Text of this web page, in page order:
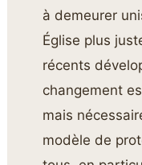
à demeurer
Église plus
récents
changement
mais
modèle de